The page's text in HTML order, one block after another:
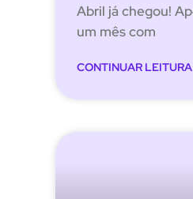
Abril já chegou!
um mês com
CONTINUAR LEITURA